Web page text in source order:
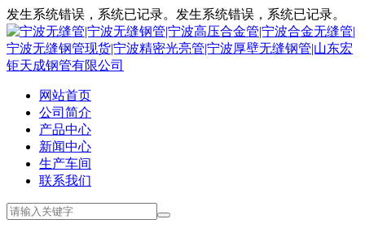
发生系统错误，系统已记录。发生系统错误，系统已记录。
网站首页
公司简介
产品中心
新闻中心
生产车间
联系我们